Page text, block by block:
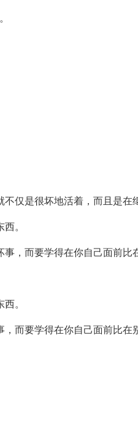
仅是很坏地活着，而且是在
。
，而要学得在你自己面前比
。
而要学得在你自己面前比在